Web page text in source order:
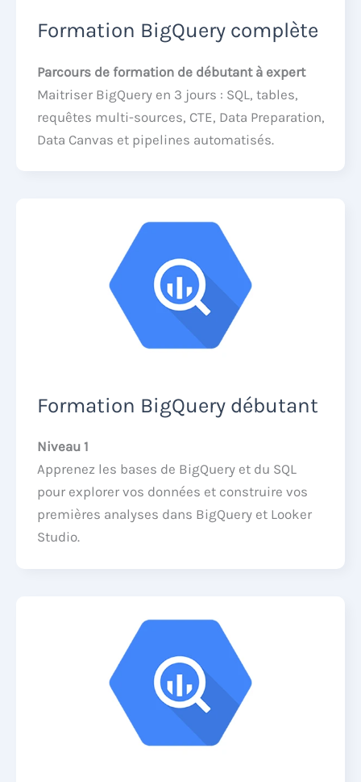
Formation BigQuery complète
Parcours de formation de débutant à expert
Maitriser BigQuery en 3 jours : SQL, tables,
requêtes multi-sources, CTE, Data Preparation,
Data Canvas et pipelines automatisés.
Formation BigQuery débutant
Niveau 1
Apprenez les bases de BigQuery et du SQL
pour explorer vos données et construire vos
premières analyses dans BigQuery et Looker
Studio.